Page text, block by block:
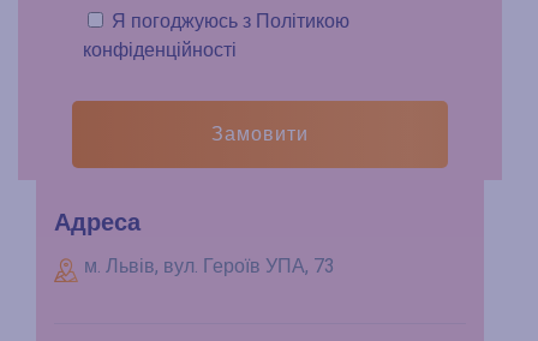
Я погоджуюсь з Політикою
конфіденційності
Замовити
Адреса
м. Львів, вул. Героїв УПА, 73